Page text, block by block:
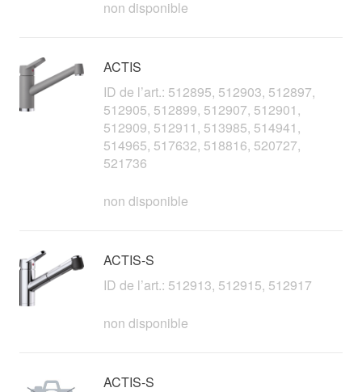
non disponible
ACTIS
ID de l’art.: 512895, 512903, 512897,
512905, 512899, 512907, 512901,
512909, 512911, 513985, 514941,
514965, 517632, 518816, 520727,
521736
non disponible
ACTIS-S
ID de l’art.: 512913, 512915, 512917
non disponible
ACTIS-S